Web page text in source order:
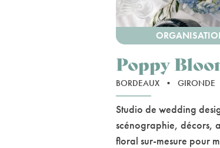
Poppy
BORDEAUX • GIRONDE
Studio de wedding
scénographie, décors,
floral sur-mesure pour